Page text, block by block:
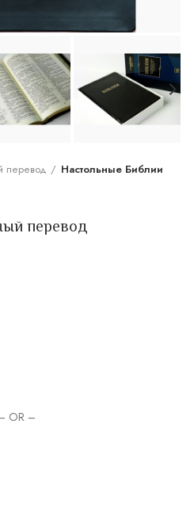
перевод Настольные Библии
перевод
OR –